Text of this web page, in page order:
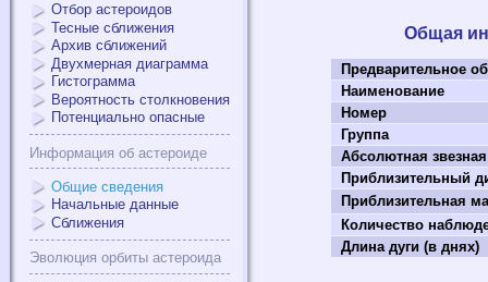
Отбор астероидов
Тесные сближения
Архив сближений
Двухмерная диаграмма
Гистограмма
Вероятность столкновения
Потенциально опасные
Информация об астероиде
Общие сведения
Начальные данные
Сближения
Эволюция орбиты астероида
Общая
Предварительное
Наименование
Номер
Группа
Абсолютная
Приблизительный
Приблизительная
Количество
Длина дуги (в днях)